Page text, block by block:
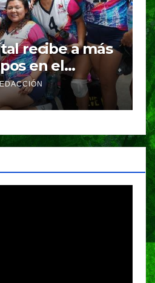
recibe a más
en el
de Voleibol